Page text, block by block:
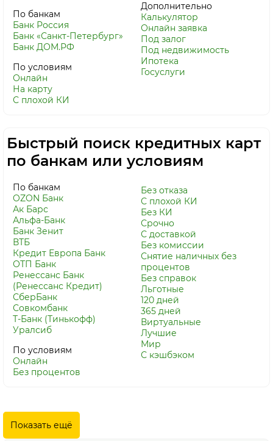
По банкам
Банк Россия
Банк «Санкт-Петербург»
Банк ДОМ.РФ
По условиям
Онлайн
На карту
С плохой КИ
Дополнительно
Калькулятор
Онлайн заявка
Под залог
Под недвижимость
Ипотека
Госуслуги
Быстрый поиск кредитных карт
по банкам или условиям
По банкам
OZON Банк
Ак Барс
Альфа-Банк
Банк Зенит
ВТБ
Кредит Европа Банк
ОТП Банк
Ренессанс Банк
(Ренессанс Кредит)
СберБанк
Совкомбанк
Т-Банк (Тинькофф)
Уралсиб
По условиям
Онлайн
Без процентов
Без отказа
С плохой КИ
Без КИ
Срочно
С доставкой
Без комиссии
Снятие наличных без
процентов
Без справок
Льготные
120 дней
365 дней
Виртуальные
Лучшие
Мир
С кэшбэком
Показать ещё